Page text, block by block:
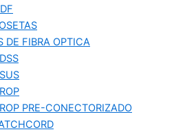
DE FIBRA OPTICA
PRE-CONECTORIZADO